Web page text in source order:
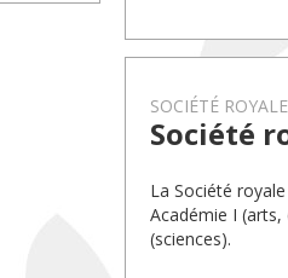
SOCIÉTÉ
Société
La Société
Académie I
(sciences).